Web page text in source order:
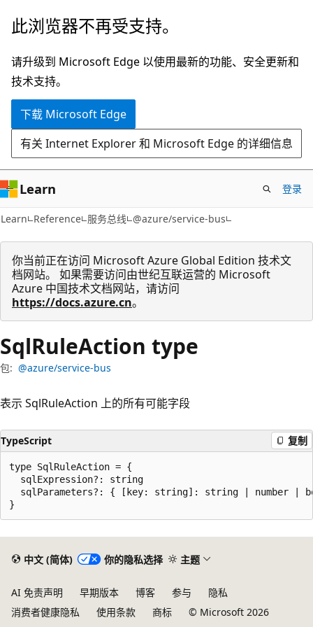
跳
主
要
内
跳
页
内
导
此浏览器不再受支持。
请升级到 Microsoft Edge 以使用最新的功能、安全更新和
技术支持。
下载 Microsoft Edge
有关 Internet Explorer 和 Microsoft Edge 的详细信息
Learn 登录
Learn Reference 服务总线 @azure/service-bus
你当前正在访问 Microsoft Azure Global Edition 技术文
档网站。 如果需要访问由世纪互联运营的 Microsoft
Azure 中国技术文档网站，请访问
https://docs.azure.cn。
SqlRuleAction type
包: @azure/service-bus
表示 SqlRuleAction 上的所有可能字段
TypeScript 复制
type SqlRuleAction = {
  sqlExpression?: string
sqlParameters?: { [key: string]: string | number |
中文 (简体) 你的隐私选择 主题
AI 免责声明 早期版本 博客 参与
隐私
消费者健康隐私
使用条款 商标 © Microsoft 2026